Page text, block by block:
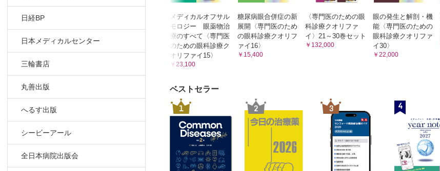
日経BP
日本メディカルセンター
三輪書店
丸善出版
へるす出版
シービーアール
全日本病院出版会
メディカルオフサル
モロジー 眼薬物治
療のすべて〈専門医
のための眼科診療ク
オリファイ15〉
￥23,100
糖尿病眼合併症の新
展開〈専門医のため
の眼科診療クオリフ
ァイ16〉
￥15,400
〈専門医のための眼
科診療クオリファ
イ〉21～30巻セット
￥132,000
眼の発生と解剖・機
能〈専門医のための
眼科診療クオリファ
イ30〉
￥22,000
ベストセラー
1 2 3 4